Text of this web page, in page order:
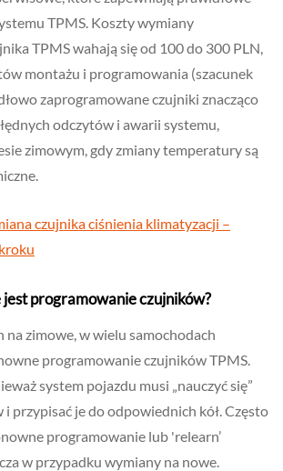
TPMS. Koszty wymiany
TPMS wahają się od 100 do 300 PLN,
montażu i programowania (szacunek
zaprogramowane czujniki znacząco
odczytów i awarii systemu,
zimowym, gdy zmiany temperatury są
czujnika ciśnienia klimatyzacji –
programowanie czujników?
na zimowe, w wielu samochodach
programowanie czujników TPMS.
system pojazdu musi „nauczyć się”
przypisać je do odpowiednich kół. Często
programowanie lub 'relearn’
w przypadku wymiany na nowe.